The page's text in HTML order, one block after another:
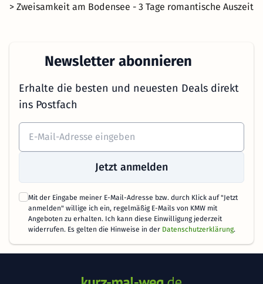
> Zweisamkeit am Bodensee - 3 Tage romantische Auszeit
Newsletter abonnieren
Erhalte die besten und neuesten Deals direkt
ins Postfach
Jetzt anmelden
Mit der Eingabe meiner E-Mail-Adresse bzw. durch Klick auf "Jetzt
anmelden" willige ich ein, regelmäßig E-Mails von KMW mit
Angeboten zu erhalten. Ich kann diese Einwilligung jederzeit
widerrufen. Es gelten die Hinweise in der Datenschutzerklärung.